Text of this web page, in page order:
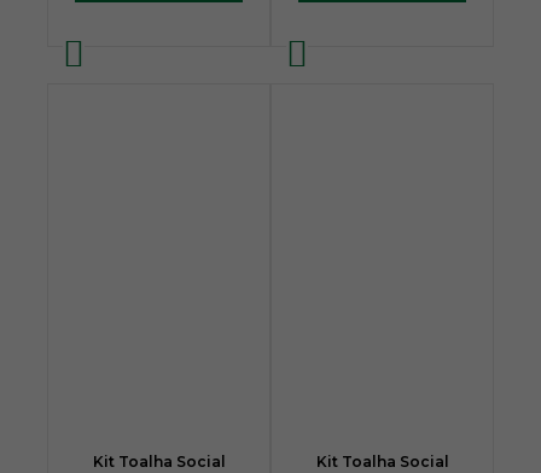
Kit Toalha Social
Kit Toalha Social